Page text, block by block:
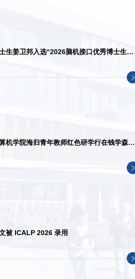
生姜卫邦入选“2026脑机接口优秀博士生研
学院海归青年教师红色研学行在钱学森图
被 ICALP 2026 录用